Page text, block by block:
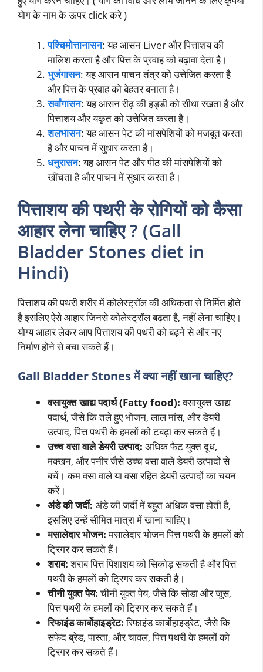
योग के नाम के ऊपर click करे )
पश्चिमोत्तानासन: यह आसन Liver और पित्ताशय की
मालिश करता है और पित्त के प्रवाह को बढ़ावा देता है।
भुजंगासन: यह आसन पाचन तंत्र को उत्तेजित करता है
और पित्त के प्रवाह को बेहतर बनाता है।
सर्वांगासन: यह आसन रीढ़ की हड्डी को सीधा रखता है और
पित्ताशय और यकृत को उत्तेजित करता है।
शलभासन: यह आसन पेट की मांसपेशियों को मजबूत करता
है और पाचन में सुधार करता है।
धनुरासन: यह आसन पेट और पीठ की मांसपेशियों को
खींचता है और पाचन में सुधार करता है।
पित्ताशय की पथरी के रोगियों को कैसा
आहार लेना चाहिए ? (Gall
Bladder Stones diet in
Hindi)
पित्ताशय की पथरी शरीर में कोलेस्ट्रॉल की अधिकता से निर्मित होते
है इसलिए ऐसे आहार जिनसे कोलेस्ट्रॉल बढ़ता है, नहीं लेना चाहिए।
योग्य आहार लेकर आप पित्ताशय की पथरी को बढ़ने से और नए
निर्माण होने से बचा सकते हैं।
Gall Bladder Stones मेंक्या नहीं खाना चाहिए?
वसायुक्त खाद्य पदार्थ (Fatty food):वसायुक्त खाद्य
पदार्थ, जैसे कि तले हुए भोजन, लाल मांस, और डेयरी
उत्पाद, पित्त पथरी के हमलों को टबढ़ा कर सकते हैं।
उच्च वसा वाले डेयरी उत्पाद: अधिक फैट युक्त दूध,
मक्खन, और पनीर जैसे उच्च वसा वाले डेयरी उत्पादों से
बचें। कम वसा वाले या वसा रहित डेयरी उत्पादों का चयन
करें।
अंडे की जर्दी: अंडे की जर्दी में बहुत अधिक वसा होती है,
इसलिए उन्हें सीमित मात्रा में खाना चाहिए।
मसालेदार भोजन:मसालेदार भोजन पित्त पथरी के हमलों को
ट्रिगर कर सकते हैं।
शराब:शराब पित्त पिशाशय को सिकोड़ सकती है और पित्त
पथरी के हमलों को ट्रिगर कर सकती है।
चीनी युक्त पेय:चीनी युक्त पेय, जैसे कि सोडा और जूस,
पित्त पथरी के हमलों को ट्रिगर कर सकते हैं।
रिफाइंड कार्बोहाइड्रेट:रिफाइंड कार्बोहाइड्रेट, जैसे कि
सफेद ब्रेड, पास्ता, और चावल, पित्त पथरी के हमलों को
ट्रिगर कर सकते हैं।